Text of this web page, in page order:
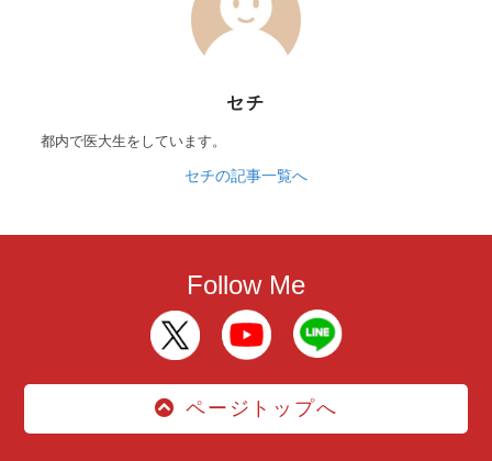
セチ
都内で医大生をしています。
セチの記事一覧へ
Follow Me
ページトップへ